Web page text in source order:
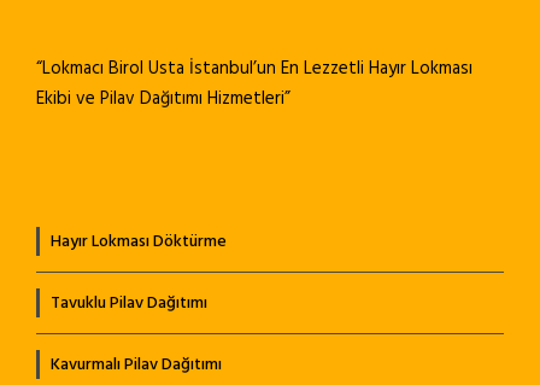
“Lokmacı Birol Usta İstanbul’un En Lezzetli Hayır Lokması
Ekibi ve Pilav Dağıtımı Hizmetleri”
Hayır Lokması Döktürme
Tavuklu Pilav Dağıtımı
Kavurmalı Pilav Dağıtımı